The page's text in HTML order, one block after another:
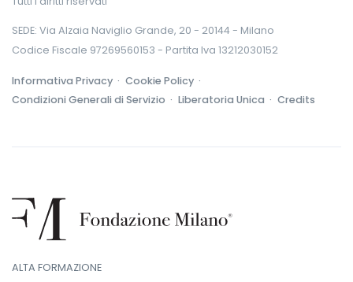
SEDE: Via Alzaia Naviglio Grande, 20 - 20144 - Milano
Codice Fiscale 97269560153 - Partita Iva 13212030152
Informativa Privacy · Cookie Policy ·
Condizioni Generali di Servizio · Liberatoria Unica · Credits
ALTA FORMAZIONE